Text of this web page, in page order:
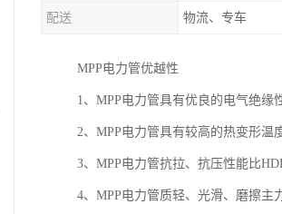
配送 物流、专车
MPP电力管优越性
1、MPP电力管具有优良的电气绝缘
2、MPP电力管具有较高的热变形温
3、MPP电力管抗拉、抗压性能比
4、MPP电力管质轻、光滑、磨擦主